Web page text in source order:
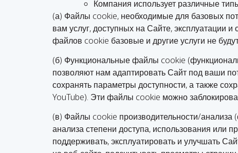
Компания использует различные
(а) Файлы cookie, необходимые для базовых
вам услуг, доступных на Сайте, эксплуатации
файлов cookie базовые и другие услуги не
(б) Функциональные файлы cookie
позволяют нам адаптировать Сайт под ваши
сохранять параметры доступности, а также
YouTube). Эти файлы cookie можно
(в) Файлы cookie производительности/
анализа степени доступа, использования или
поддерживать, эксплуатировать и улучшать